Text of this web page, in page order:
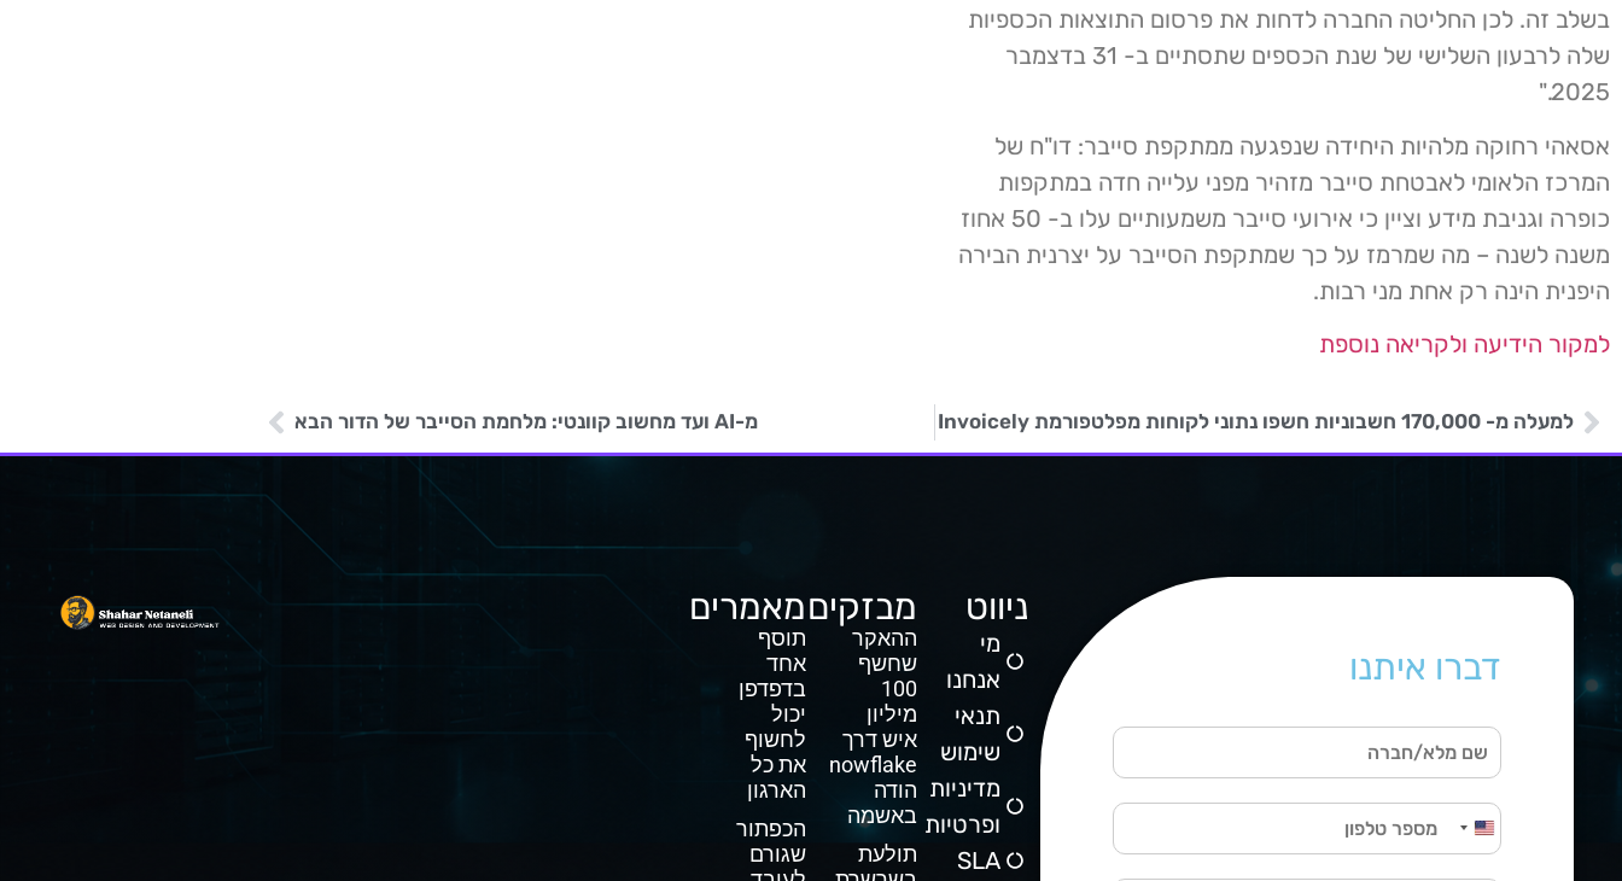
בשלב זה. לכן החליטה החברה לדחות את פרסום התוצאות הכספיות
שלה לרבעון השלישי של שנת הכספים שתסתיים ב- 31 בדצמבר
2025."
אסאהי רחוקה מלהיות היחידה שנפגעה ממתקפת סייבר: דו"ח של
המרכז הלאומי לאבטחת סייבר מזהיר מפני עלייה חדה במתקפות
כופרה וגניבת מידע וציין כי אירועי סייבר משמעותיים עלו ב- 50 אחוז
משנה לשנה – מה שמרמז על כך שמתקפת הסייבר על יצרנית הבירה
היפנית הינה רק אחת מני רבות.
למקור הידיעה ולקריאה נוספת
למעלה מ- 170,000 חשבוניות חשפו נתוני לקוחות מפלטפורמת Invoicely מ-AI ועד מחשוב קוונטי: מלחמת הסייבר של הדור הבא
דברו איתנו
ש
ם
מ
ל
ט
ל United States +1
ניווט
מי
אנחנו
תנאי
שימוש
מדיניות
ופרטיות
SLA
מבזקים
ההאקר
שחשף
100
מיליון
איש דרך
Snowflake
הודה
באשמה
תולעת
מאמרים
תוסף
אחד
בדפדפן
יכול
לחשוף
את כל
הארגון
הכפתור
שגורם